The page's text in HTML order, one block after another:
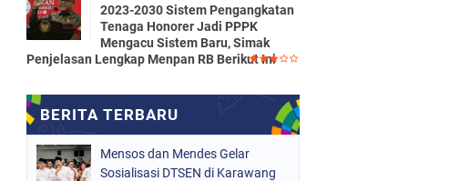
2023-2030 Sistem Pengangkatan
Tenaga Honorer Jadi PPPK
Mengacu Sistem Baru, Simak
Penjelasan Lengkap Menpan RB Berikut Ini
Mensos dan Mendes Gelar
Sosialisasi DTSEN di Karawang